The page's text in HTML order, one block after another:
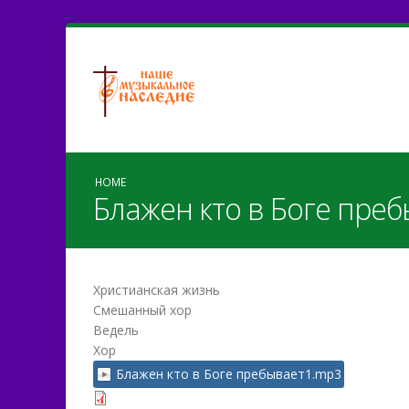
HOME
Блажен кто в Боге
Христианская жизнь
Смешанный хор
Ведель
Хор
Блажен кто в Боге пребывает1.mp3